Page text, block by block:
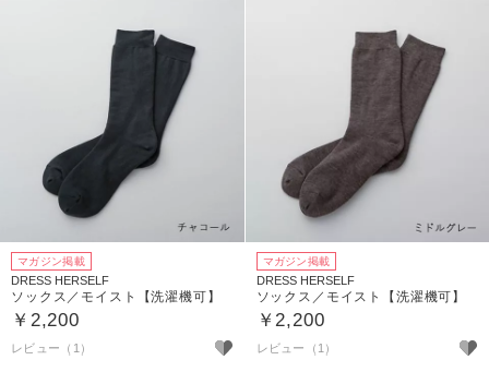
マガジン掲載
DRESS HERSELF
ソックス／モイスト【洗濯機可】
￥2,200
レビュー（1）
マガジン掲載
DRESS HERSELF
ソックス／モイスト【洗濯機可】
￥2,200
レビュー（1）